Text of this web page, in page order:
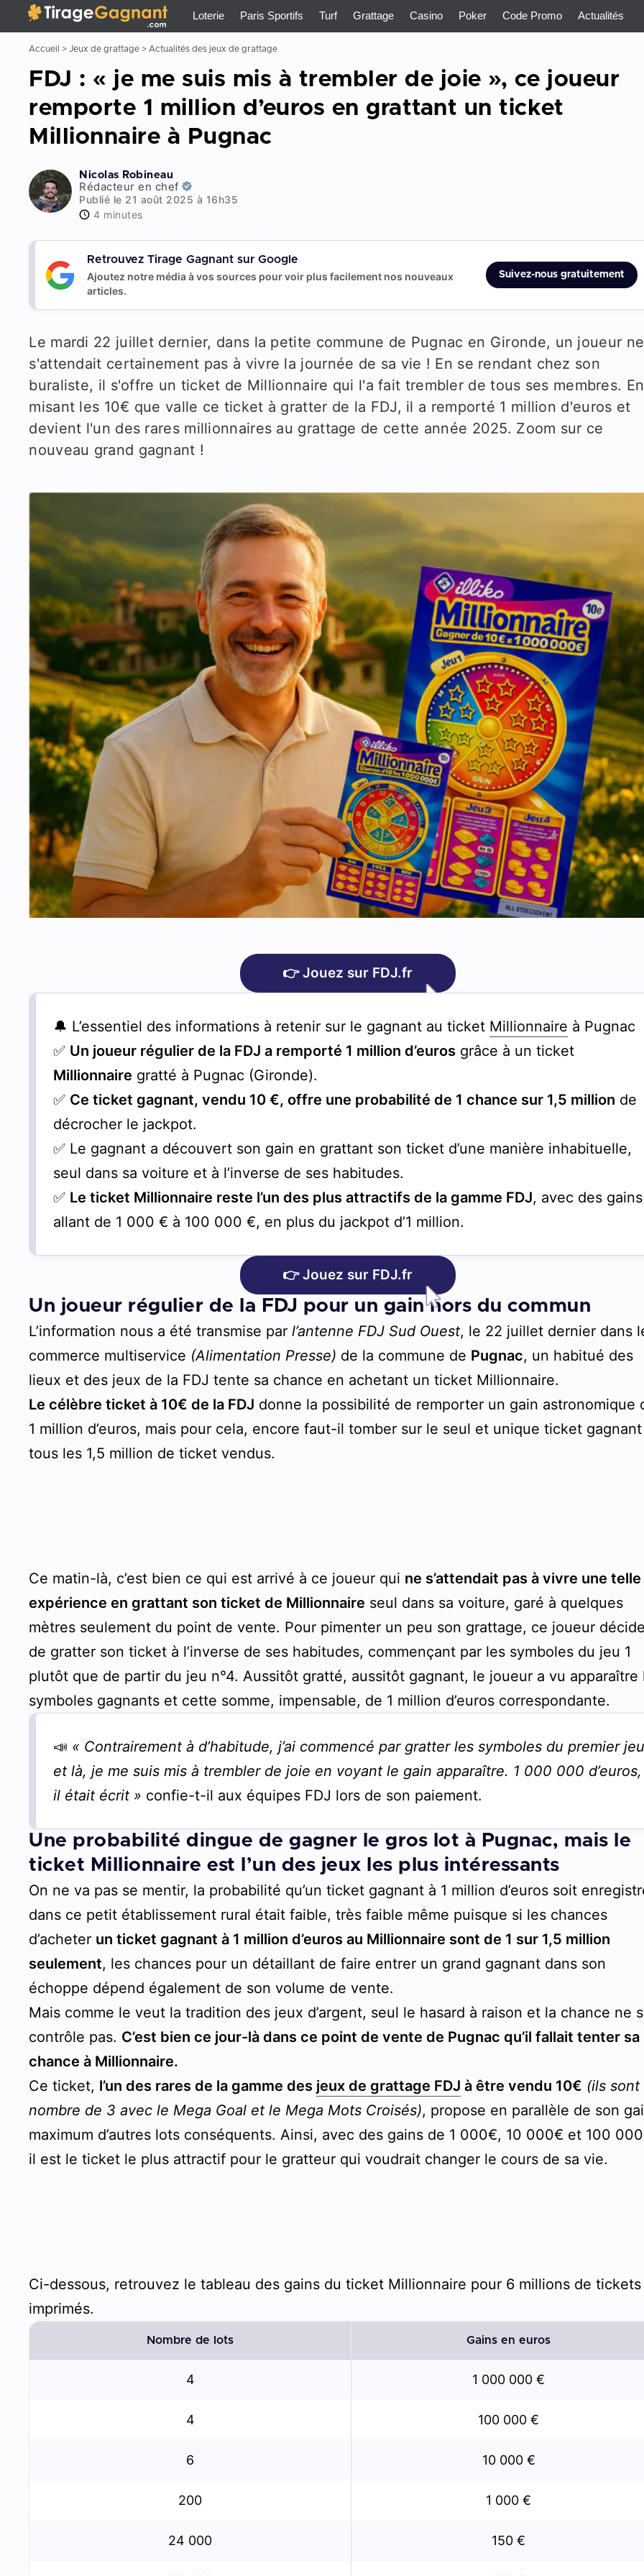
Tirage Gagnant
Loterie Paris Sportifs Turf Grattage Casino Poker Code Promo Actualités
Accueil >Jeux de grattage > Actualités des jeux de grattage
FDJ : « je me suis mis à trembler de joie », ce joueur
remporte 1 million d’euros en grattant un ticket
Millionnaire à Pugnac
Nicolas Robineau
Rédacteur en chef
Publié le 21 août 2025 à 16h35
4 minutes
Retrouvez Tirage Gagnant sur Google
Ajoutez notre média à vos sources pour voir plus facilement nos nouveaux
articles.
Suivez-nous gratuitement
Le mardi 22 juillet dernier, dans la petite commune de Pugnac en Gironde, un joueur ne
s'attendait certainement pas à vivre la journée de sa vie ! En se rendant chez son
buraliste, il s'offre un ticket de Millionnaire qui l'a fait trembler de tous ses membres. En
misant les 10€ que valle ce ticket à gratter de la FDJ, il a remporté 1 million d'euros et
devient l'un des rares millionnaires au grattage de cette année 2025. Zoom sur ce
nouveau grand gagnant !
👉 Jouez sur FDJ.fr
🔔 L’essentiel des informations à retenir sur le gagnant au ticket Millionnaire à Pugnac
✅ Un joueur régulier de la FDJ a remporté 1 million d’euros grâce à un ticket
Millionnaire gratté à Pugnac (Gironde).
✅ Ce ticket gagnant, vendu 10 €, offre une probabilité de 1 chance sur 1,5 million de
décrocher le jackpot.
✅ Le gagnant a découvert son gain en grattant son ticket d’une manière inhabituelle,
seul dans sa voiture et à l’inverse de ses habitudes.
✅ Le ticket Millionnaire reste l’un des plus attractifs de la gamme FDJ, avec des gains
allant de 1 000 € à 100 000 €, en plus du jackpot d’1 million.
👉 Jouez sur FDJ.fr
Un joueur régulier de la FDJ pour un gain hors du commun
L’information nous a été transmise parl’antenne FDJ Sud Ouest, le 22 juillet dernier dans
commerce multiservice (Alimentation Presse) de la commune de Pugnac, un habitué des
lieux et des jeux de la FDJ tente sa chance en achetant un ticket Millionnaire.
Le célèbre ticket à 10€ de la FDJ donne la possibilité de remporter un gain astronomique
1 million d’euros, mais pour cela, encore faut-il tomber sur le seul et unique ticket gagnant
tous les 1,5 million de ticket vendus.
Ce matin-là, c’est bien ce qui est arrivé à ce joueur qui ne s’attendait pas à vivre une telle
expérience en grattant son ticket de Millionnaire seul dans sa voiture, garé à quelques
mètres seulement du point de vente. Pour pimenter un peu son grattage, ce joueur
de gratter son ticket à l’inverse de ses habitudes, commençant par les symboles du jeu 1
plutôt que de partir du jeu n°4. Aussitôt gratté, aussitôt gagnant, le joueur a vu apparaître
symboles gagnants et cette somme, impensable, de 1 million d’euros correspondante.
📣 « Contrairement à d’habitude, j’ai commencé par gratter les symboles du premier
et là, je me suis mis à trembler de joie en voyant le gain apparaître. 1 000 000 d’euros,
il était écrit » confie-t-il aux équipes FDJ lors de son paiement.
Une probabilité dingue de gagner le gros lot à Pugnac, mais le
ticket Millionnaire est l’un des jeux les plus intéressants
On ne va pas se mentir, la probabilité qu’un ticket gagnant à 1 million d’euros soit
dans ce petit établissement rural était faible, très faible même puisque si les chances
d’acheter un ticket gagnant à 1 million d’euros au Millionnaire sont de 1 sur 1,5 million
seulement, les chances pour un détaillant de faire entrer un grand gagnant dans son
échoppe dépend également de son volume de vente.
Mais comme le veut la tradition des jeux d’argent, seul le hasard à raison et la chance ne
contrôle pas. C’est bien ce jour-là dans ce point de vente de Pugnac qu’il fallait tenter sa
chance à Millionnaire.
Ce ticket, l’un des rares de la gamme des jeux de grattage FDJ à être vendu 10€ (ils sont
nombre de 3 avec le Mega Goal et le Mega Mots Croisés), propose en parallèle de son
maximum d’autres lots conséquents. Ainsi, avec des gains de 1 000€, 10 000€ et 100
il est le ticket le plus attractif pour le gratteur qui voudrait changer le cours de sa vie.
Ci-dessous, retrouvez le tableau des gains du ticket Millionnaire pour 6 millions de tickets
imprimés.
Nombre de lots Gains en euros
4 1 000 000 €
4 100 000 €
6 10 000 €
200 1 000 €
24 000 150 €